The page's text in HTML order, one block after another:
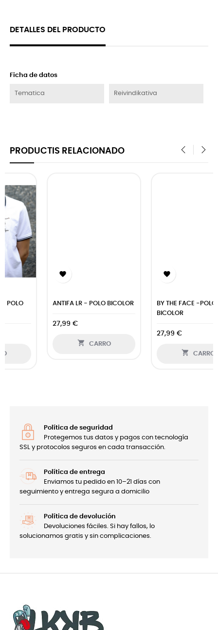
DETALLES DEL PRODUCTO
Ficha de datos
Tematica Reivindikativa
PRODUCTIS RELACIONADO

ANTIFA LR - POLO BICOLOR
BY THE FACE -POLO
Política de seguridad
Protegemos tus datos y pagos con tecnología
SSL y protocolos seguros en cada transacción.
Política de entrega
Enviamos tu pedido en 10–21 días con
seguimiento y entrega segura a domicilio
Política de devolución
Devoluciones fáciles. Si hay fallos, lo
solucionamos gratis y sin complicaciones.